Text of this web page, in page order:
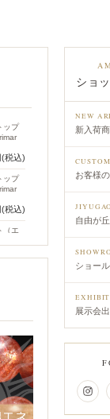
ップ
税込)
ップ
税込)
（エ
(税込)
(税込)
晶ブ
(税込)
晶ブ
ショ
NEW
新入荷
お客様
自由が
ショー
展示会